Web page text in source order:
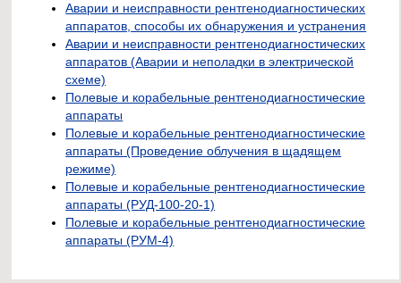
Аварии и неисправности рентгенодиагностических
аппаратов, способы их обнаружения и устранения
Аварии и неисправности рентгенодиагностических
аппаратов (Аварии и неполадки в электрической
схеме)
Полевые и корабельные рентгенодиагностические
аппараты
Полевые и корабельные рентгенодиагностические
аппараты (Проведение облучения в щадящем
режиме)
Полевые и корабельные рентгенодиагностические
аппараты (РУД-100-20-1)
Полевые и корабельные рентгенодиагностические
аппараты (РУМ-4)